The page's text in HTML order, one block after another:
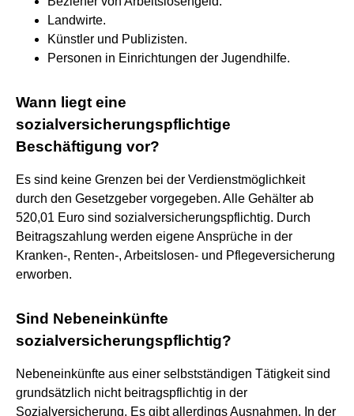
Landwirte.
Künstler und Publizisten.
Personen in Einrichtungen der Jugendhilfe.
Wann liegt eine
sozialversicherungspflichtige
Beschäftigung vor?
Es sind keine Grenzen bei der Verdienstmöglichkeit
durch den Gesetzgeber vorgegeben. Alle Gehälter ab
520,01 Euro sind sozialversicherungspflichtig. Durch
Beitragszahlung werden eigene Ansprüche in der
Kranken-, Renten-, Arbeitslosen- und Pflegeversicherung
erworben.
Sind Nebeneinkünfte
sozialversicherungspflichtig?
Nebeneinkünfte aus einer selbstständigen Tätigkeit sind
grundsätzlich nicht beitragspflichtig in der
Sozialversicherung. Es gibt allerdings Ausnahmen. In der